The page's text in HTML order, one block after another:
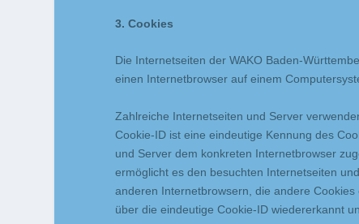
3. Cookies
Die Internetseiten der WAKO Baden-
einen Internetbrowser auf einem
Zahlreiche Internetseiten und Server
Cookie-ID ist eine eindeutige Kennung des
und Server dem konkreten Internetbrowser
ermöglicht es den besuchten Internetseiten
anderen Internetbrowsern, die andere
über die eindeutige Cookie-ID wiedererkannt